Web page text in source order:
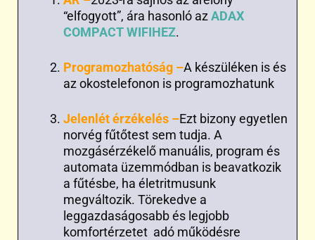
“elfogyott”, ára hasonló azADAX
COMPACT WIFIHEZ.
Programozhatóság –A készüléken is és
az okostelefonon is programozhatunk
Jelenlét érzékelés –Ezt bizony egyetlen
norvég fűtőtest sem tudja. A
mozgásérzékelő manuális, program és
automata üzemmódban is beavatkozik
a fűtésbe, ha életritmusunk
megváltozik. Törekedve a
leggazdaságosabb és legjobb
komfortérzetet adó működésre